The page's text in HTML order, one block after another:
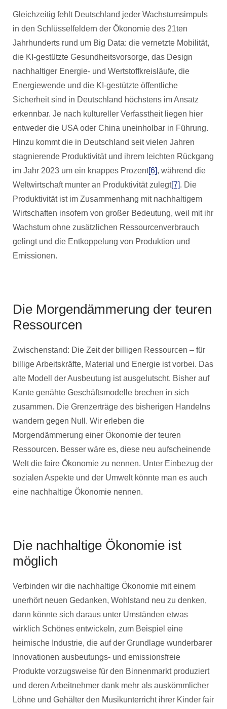
Gleichzeitig fehlt Deutschland jeder Wachstumsimpuls
in den Schlüsselfeldern der Ökonomie des 21ten
Jahrhunderts rund um Big Data: die vernetzte Mobilität,
die KI-gestützte Gesundheitsvorsorge, das Design
nachhaltiger Energie- und Wertstoffkreisläufe, die
Energiewende und die KI-gestützte öffentliche
Sicherheit sind in Deutschland höchstens im Ansatz
erkennbar. Je nach kultureller Verfasstheit liegen hier
entweder die USA oder China uneinholbar in Führung.
Hinzu kommt die in Deutschland seit vielen Jahren
stagnierende Produktivität und ihrem leichten Rückgang
im Jahr 2023 um ein knappes Prozent[6], während die
Weltwirtschaft munter an Produktivität zulegt[7]. Die
Produktivität ist im Zusammenhang mit nachhaltigem
Wirtschaften insofern von großer Bedeutung, weil mit ihr
Wachstum ohne zusätzlichen Ressourcenverbrauch
gelingt und die Entkoppelung von Produktion und
Emissionen.
Die Morgendämmerung der teuren
Ressourcen
Zwischenstand: Die Zeit der billigen Ressourcen – für
billige Arbeitskräfte, Material und Energie ist vorbei. Das
alte Modell der Ausbeutung ist ausgelutscht. Bisher auf
Kante genähte Geschäftsmodelle brechen in sich
zusammen. Die Grenzerträge des bisherigen Handelns
wandern gegen Null. Wir erleben die
Morgendämmerung einer Ökonomie der teuren
Ressourcen. Besser wäre es, diese neu aufscheinende
Welt die faire Ökonomie zu nennen. Unter Einbezug der
sozialen Aspekte und der Umwelt könnte man es auch
eine nachhaltige Ökonomie nennen.
Die nachhaltige Ökonomie ist
möglich
Verbinden wir die nachhaltige Ökonomie mit einem
unerhört neuen Gedanken, Wohlstand neu zu denken,
dann könnte sich daraus unter Umständen etwas
wirklich Schönes entwickeln, zum Beispiel eine
heimische Industrie, die auf der Grundlage wunderbarer
Innovationen ausbeutungs- und emissionsfreie
Produkte vorzugsweise für den Binnenmarkt produziert
und deren Arbeitnehmer dank mehr als auskömmlicher
Löhne und Gehälter den Musikunterricht ihrer Kinder fair